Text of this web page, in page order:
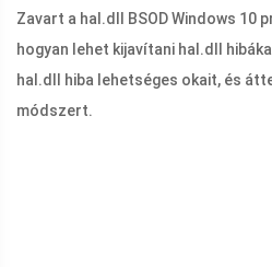
Zavart a hal.dll
BSOD Windows 10
hogyan lehet kijavítani hal.dll
hal.dll
hiba lehetséges okait, és
módszert.